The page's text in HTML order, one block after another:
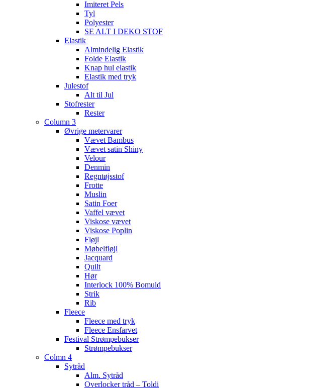
Imiteret Pels
Tyl
Polyester
SE ALT I DEKO STOF
Elastik
Almindelig Elastik
Folde Elastik
Knap hul elastik
Elastik med tryk
Julestof
Alt til Jul
Stofrester
Rester
Column 3
Øvrige metervarer
Vævet Bambus
Vævet satin Shiny
Velour
Denmin
Regntøjsstof
Frotte
Muslin
Satin Foer
Vaffel vævet
Viskose vævet
Viskose Poplin
Fløjl
Møbelfløjl
Jacquard
Quilt
Hør
Interlock 100% Bomuld
Strik
Rib
Fleece
Fleece med tryk
Fleece Ensfarvet
Festival Strømpebukser
Strømpebukser
Colmn 4
Sytråd
Alm. Sytråd
Overlocker tråd – Toldi